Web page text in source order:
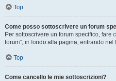
Top
Come posso sottoscrivere un forum
Per sottoscrivere un forum specifico, fare
forum”, in fondo alla pagina, entrando nel
Top
Come cancello le mie sottoscrizioni?